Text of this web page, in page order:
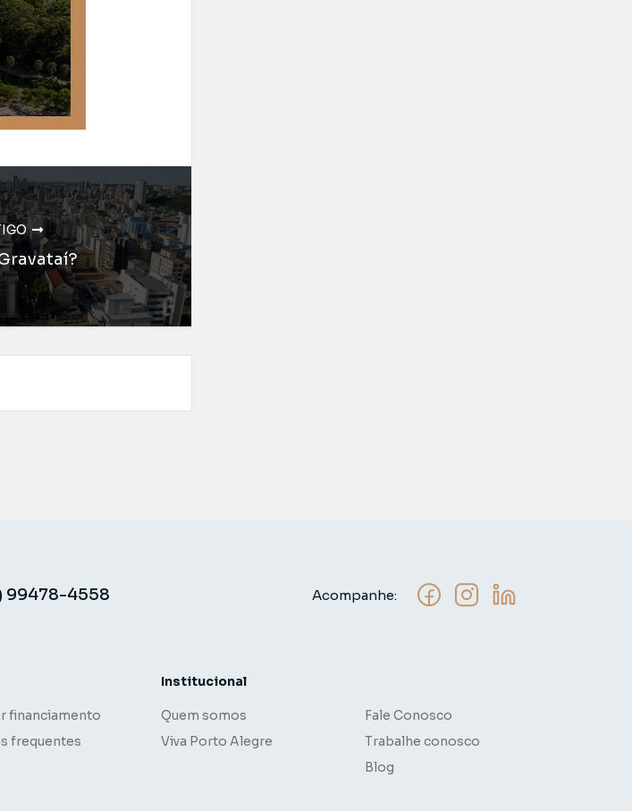
99478-4558 Acompanhe:
financiamento
frequentes
Institucional
Quem somos
Viva Porto Alegre
Fale Conosco
Trabalhe conosco
Blog